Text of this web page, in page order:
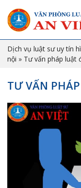
Dịch vụ luật sư uy tín
nội » Tư vấn pháp luật
TƯ VẤN